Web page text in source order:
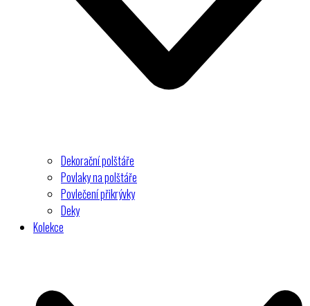
Dekorační polštáře
Povlaky na polštáře
Povlečení přikrývky
Deky
Kolekce